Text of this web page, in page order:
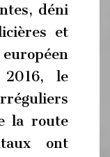
déni
et
le
la route
ont